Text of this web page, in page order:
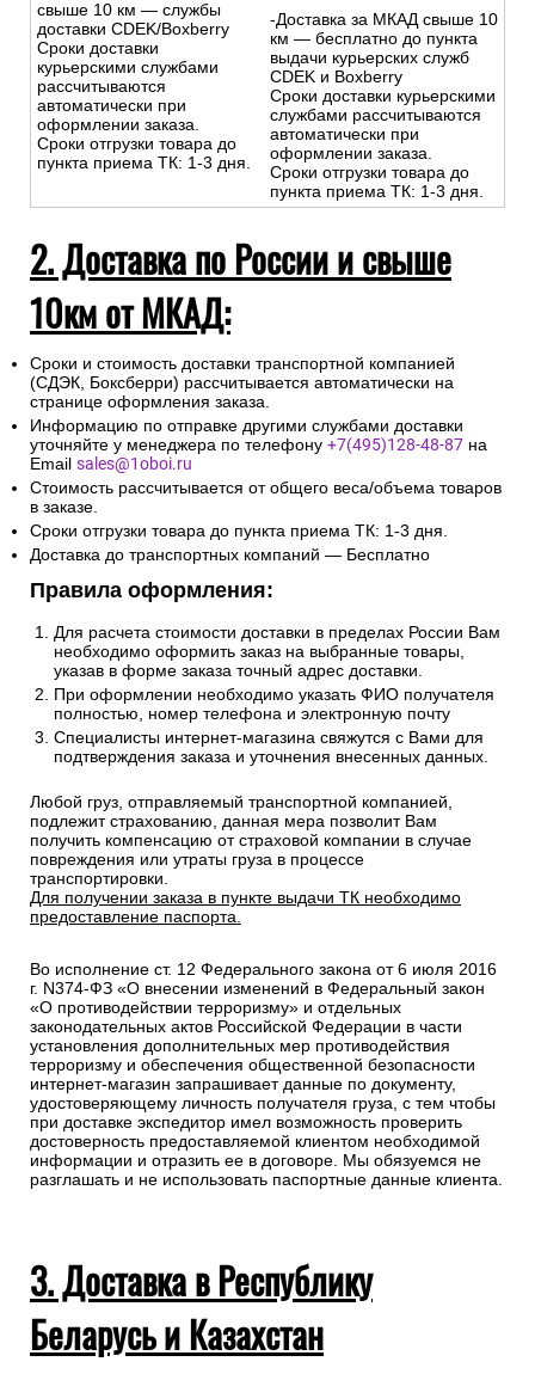
свыше 10 км — службы
доставки CDEK/Boxberry
Сроки доставки
курьерскими службами
рассчитываются
автоматически при
оформлении заказа.
Сроки отгрузки товара до
пункта приема ТК: 1-3 дня.
-Доставка за МКАД свыше 10
км — бесплатно до пункта
выдачи курьерских служб
CDEK и Boxberry
Сроки доставки курьерскими
службами рассчитываются
автоматически при
оформлении заказа.
Сроки отгрузки товара до
пункта приема ТК: 1-3 дня.
2. Доставка по России и свыше
10км от МКАД:
Сроки и стоимость доставки транспортной компанией
(СДЭК, Боксберри) рассчитывается автоматически на
странице оформления заказа.
Информацию по отправке другими службами доставки
уточняйте у менеджера по телефону +7(495)128-48-87 на
Email sales@1oboi.ru
Стоимость рассчитывается от общего веса/объема товаров
в заказе.
Сроки отгрузки товара до пункта приема ТК: 1-3 дня.
Доставка до транспортных компаний — Бесплатно
Правила оформления:
Для расчета стоимости доставки в пределах России Вам
необходимо оформить заказ на выбранные товары,
указав в форме заказа точный адрес доставки.
При оформлении необходимо указать ФИО получателя
полностью, номер телефона и электронную почту
Специалисты интернет-магазина свяжутся с Вами для
подтверждения заказа и уточнения внесенных данных.
Любой груз, отправляемый транспортной компанией,
подлежит страхованию, данная мера позволит Вам
получить компенсацию от страховой компании в случае
повреждения или утраты груза в процессе
транспортировки.
Для получении заказа в пункте выдачи ТК необходимо
предоставление паспорта.
Во исполнение ст. 12 Федерального закона от 6 июля 2016
г. N374-ФЗ «О внесении изменений в Федеральный закон
«О противодействии терроризму» и отдельных
законодательных актов Российской Федерации в части
установления дополнительных мер противодействия
терроризму и обеспечения общественной безопасности
интернет-магазин запрашивает данные по документу,
удостоверяющему личность получателя груза, с тем чтобы
при доставке экспедитор имел возможность проверить
достоверность предоставляемой клиентом необходимой
информации и отразить ее в договоре. Мы обязуемся не
разглашать и не использовать паспортные данные клиента.
3. Доставка в Республику
Беларусь и Казахстан